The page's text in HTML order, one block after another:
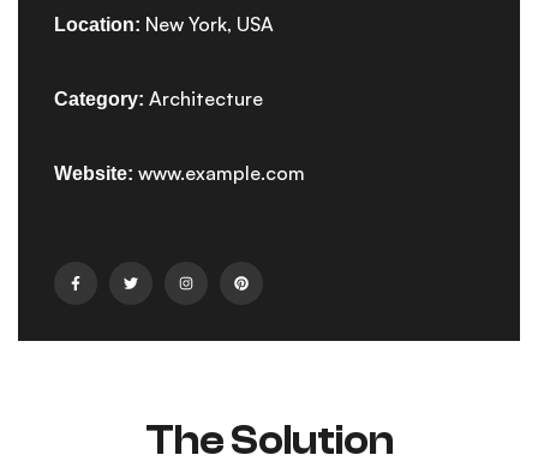
Location: New York, USA
Category: Architecture
Website: www.example.com
The Solution